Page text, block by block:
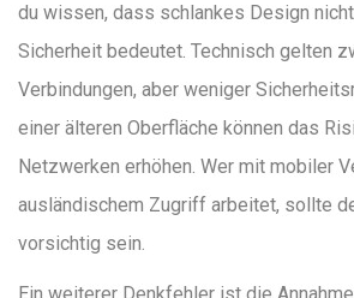
du wissen, dass schlankes Design
Sicherheit bedeutet. Technisch gelten
Verbindungen, aber weniger
einer älteren Oberfläche können das
Netzwerken erhöhen. Wer mit mobiler
ausländischem Zugriff arbeitet, sollte
vorsichtig sein.